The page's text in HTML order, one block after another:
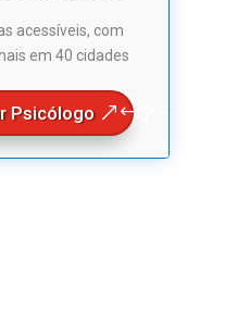
acessíveis, com
em 40 cidades
Psicólogo